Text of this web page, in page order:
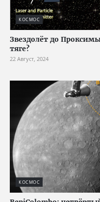
КОСМОС
Звездолёт до
тяге?
22 Август, 2024
КОСМОС